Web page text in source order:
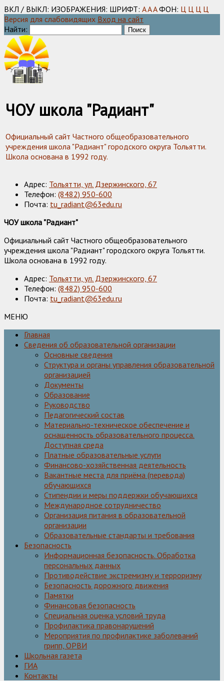
ВКЛ / ВЫКЛ: ИЗОБРАЖЕНИЯ: ШРИФТ: AAA ФОН: Ц Ц Ц Ц
Версия для слабовидящих Вход на сайт
Найти:
ЧОУ школа "Радиант"
Официальный сайт Частного общеобразовательного
учреждения школа "Радиант" городского округа Тольятти.
Школа основана в 1992 году.
Адрес: Тольятти, ул. Дзержинского, 67
Телефон: (8482) 950-600
Почта: tu_radiant@63edu.ru
ЧОУ школа "Радиант"
Официальный сайт Частного общеобразовательного
учреждения школа "Радиант" городского округа Тольятти.
Школа основана в 1992 году.
Адрес: Тольятти, ул. Дзержинского, 67
Телефон: (8482) 950-600
Почта: tu_radiant@63edu.ru
МЕНЮ
Главная
Сведения об образовательной организации
Основные сведения
Структура и органы управления образовательной
организацией
Документы
Образование
Руководство
Педагогический состав
Материально-техническое обеспечение и
оснащенность образовательного процесса.
Доступная среда
Платные образовательные услуги
Финансово-хозяйственная деятельность
Вакантные места для приёма (перевода)
обучающихся
Стипендии и меры поддержки обучающихся
Международное сотрудничество
Организация питания в образовательной
организации
Образовательные стандарты и требования
Безопасность
Информационная безопасность. Обработка
персональных данных
Противодействие экстремизму и терроризму
Безопасность дорожного движения
Памятки
Финансовая безопасность
Специальная оценка условий труда
Профилактика правонарушений
Мероприятия по профилактике заболеваний
грипп, ОРВИ
Школьная газета
ГИА
Контакты